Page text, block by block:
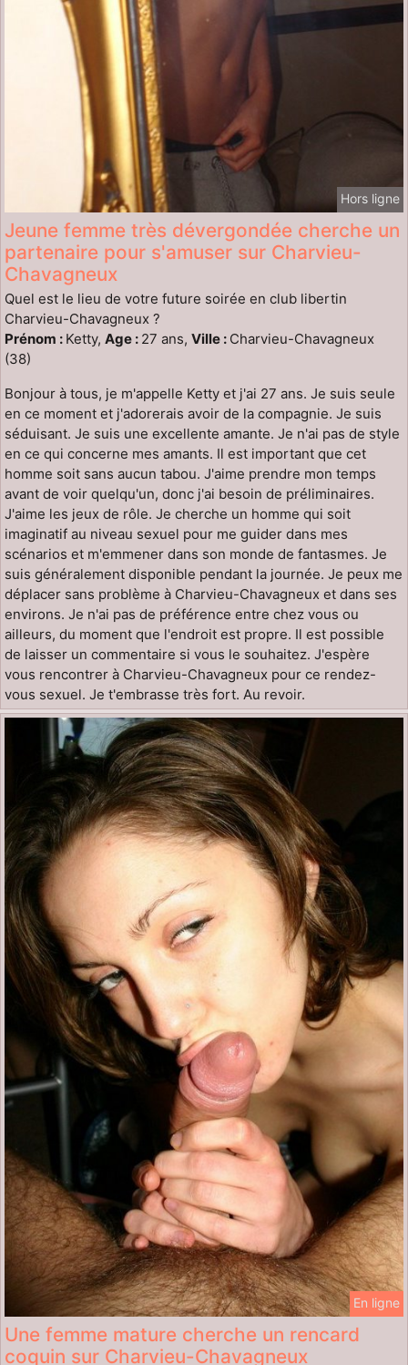
Hors ligne
Jeune femme très dévergondée cherche un
partenaire pour s'amuser sur Charvieu-
Chavagneux
Quel est le lieu de votre future soirée en club libertin
Charvieu-Chavagneux ?
Prénom : Ketty, Age : 27 ans, Ville : Charvieu-Chavagneux
(38)
Bonjour à tous, je m'appelle Ketty et j'ai 27 ans. Je suis seule
en ce moment et j'adorerais avoir de la compagnie. Je suis
séduisant. Je suis une excellente amante. Je n'ai pas de style
en ce qui concerne mes amants. Il est important que cet
homme soit sans aucun tabou. J'aime prendre mon temps
avant de voir quelqu'un, donc j'ai besoin de préliminaires.
J'aime les jeux de rôle. Je cherche un homme qui soit
imaginatif au niveau sexuel pour me guider dans mes
scénarios et m'emmener dans son monde de fantasmes. Je
suis généralement disponible pendant la journée. Je peux me
déplacer sans problème à Charvieu-Chavagneux et dans ses
environs. Je n'ai pas de préférence entre chez vous ou
ailleurs, du moment que l'endroit est propre. Il est possible
de laisser un commentaire si vous le souhaitez. J'espère
vous rencontrer à Charvieu-Chavagneux pour ce rendez-
vous sexuel. Je t'embrasse très fort. Au revoir.
En ligne
Une femme mature cherche un rencard
coquin sur Charvieu-Chavagneux